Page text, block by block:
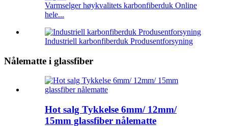
Varmselger høykvalitets karbonfiberduk Online
hele...
Industriell karbonfiberduk Produsentforsyning
Nålematte i glassfiber
Hot salg Tykkelse 6mm/ 12mm/
15mm glassfiber nålematte